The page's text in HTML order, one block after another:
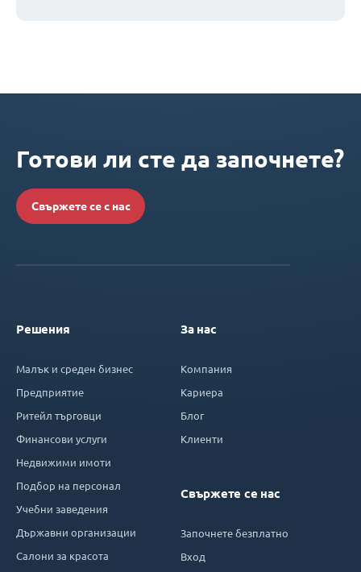
Готови ли сте да започнете?
Свържете се с нас
Решения
Малък и среден бизнес
Предприятие
Ритейл търговци
Финансови услуги
Недвижими имоти
Подбор на персонал
Учебни заведения
Държавни организации
Салони за красота
За нас
Компания
Кариера
Блог
Клиенти
Свържете се нас
Започнете безплатно
Вход